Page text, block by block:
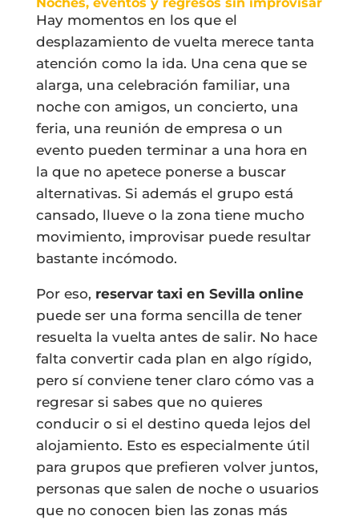
Hay momentos en los que el
desplazamiento de vuelta merece tanta
atención como la ida. Una cena que se
alarga, una celebración familiar, una
noche con amigos, un concierto, una
feria, una reunión de empresa o un
evento pueden terminar a una hora en
la que no apetece ponerse a buscar
alternativas. Si además el grupo está
cansado, llueve o la zona tiene mucho
movimiento, improvisar puede resultar
bastante incómodo.
Por eso, reservar taxi en Sevilla online
puede ser una forma sencilla de tener
resuelta la vuelta antes de salir. No hace
falta convertir cada plan en algo rígido,
pero sí conviene tener claro cómo vas a
regresar si sabes que no quieres
conducir o si el destino queda lejos del
alojamiento. Esto es especialmente útil
para grupos que prefieren volver juntos,
personas que salen de noche o usuarios
que no conocen bien las zonas más